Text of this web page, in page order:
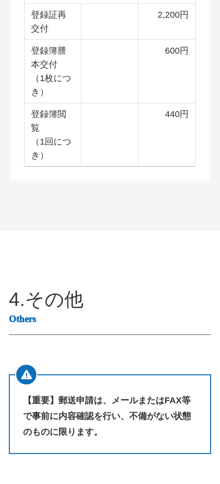
登録証再
交付
2,200円
登録簿謄
本交付
（1枚につ
き）
600円
登録簿閲
覧
（1回につ
き）
440円
4.その他
Others
【重要】郵送申請は、メールまたはFAX等
で事前に内容確認を行い、不備がない状態
のものに限ります。